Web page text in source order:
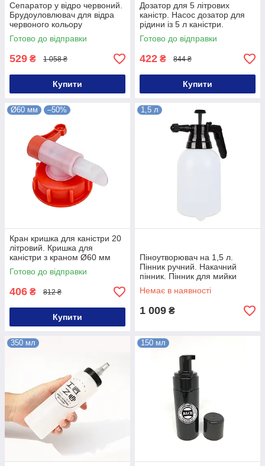
Сепаратор у відро червоний.
Брудоуловлювач для відра
червоного кольору
Готово до відправки
529 ₴ 1 058 ₴
Купити
Дозатор для 5 літрових
каністр. Насос дозатор для
рідини із 5 л каністри.
Готово до відправки
422 ₴ 844 ₴
Купити
Ø60 мм –50%
Кран кришка для каністри 20
літровий. Кришка для
каністри з краном Ø60 мм
Готово до відправки
406 ₴ 812 ₴
Купити
1,5 л
Піноутворювач на 1,5 л.
Пінник ручний. Накачний
пінник. Пінник для мийки
ручний. Ручний пінник для
мийки
Немає в наявності
1 009 ₴
350 мл 150 мл